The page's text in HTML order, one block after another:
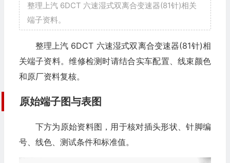
整理上汽 6DCT 六速湿式双离合变速器(81针)相关
端子资料。
整理上汽 6DCT 六速湿式双离合变速器(81针)相
关端子资料。维修检测时请结合实车配置、线束颜色
和原厂资料复核。
原始端子图与表图
下方为原始资料图，用于核对插头形状、针脚编
号、线色、测试条件和标准值。